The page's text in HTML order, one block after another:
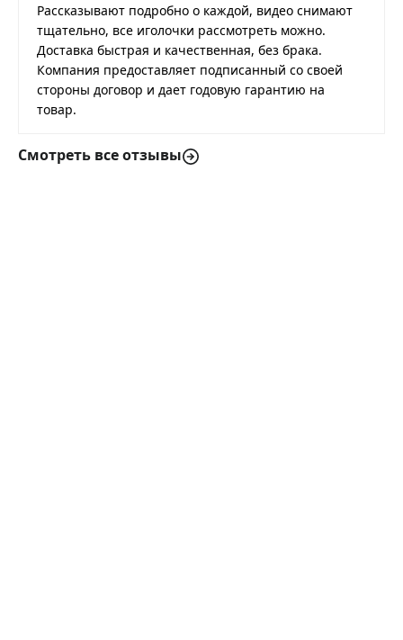
Рассказывают подробно о каждой, видео снимают
тщательно, все иголочки рассмотреть можно.
Доставка быстрая и качественная, без брака.
Компания предоставляет подписанный со своей
стороны договор и дает годовую гарантию на
товар.
Смотреть все отзывы